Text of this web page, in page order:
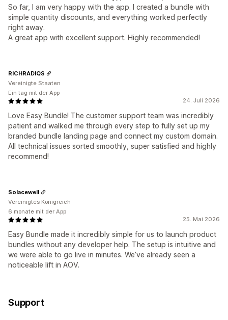
So far, I am very happy with the app. I created a bundle with
simple quantity discounts, and everything worked perfectly
right away.
A great app with excellent support. Highly recommended!
24. Juli 2026
Love Easy Bundle! The customer support team was incredibly
patient and walked me through every step to fully set up my
branded bundle landing page and connect my custom domain.
All technical issues sorted smoothly, super satisfied and highly
recommend!
RICHRADIQS
Vereinigte Staaten
Ein tag mit der App
25. Mai 2026
Easy Bundle made it incredibly simple for us to launch product
bundles without any developer help. The setup is intuitive and
we were able to go live in minutes. We’ve already seen a
noticeable lift in AOV.
Solacewell
Vereinigtes Königreich
6 monate mit der App
Support